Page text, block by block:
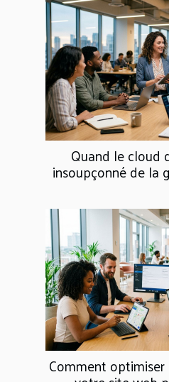
Quand le cloud
insoupçonné de la
Comment